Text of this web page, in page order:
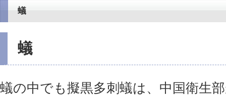
蟻
蟻
蟻の中でも擬黒多刺蟻は、中国衛生